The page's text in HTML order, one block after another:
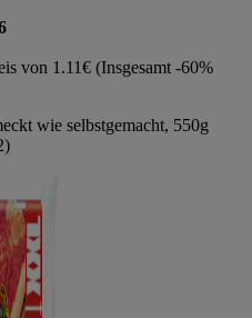
von 1.11€ (Insgesamt -60%
wie selbstgemacht, 550g